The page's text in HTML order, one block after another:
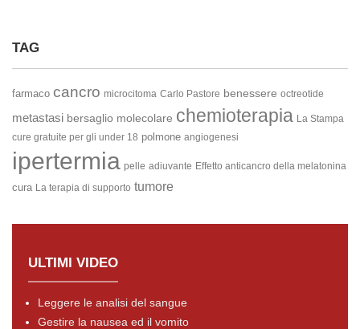
TAG
farmaco cancro microcitoma Carlo Pastore benessere octreotide
metastasi bersaglio molecolare chemioterapia La Stampa
cure gratuite per gli under 18 polmone angiogenesi
ipertermia pelle adiuvante Effetto anticancro della melatonina
cura La terapia di supporto tumore
ULTIMI VIDEO
Leggere le analisi del sangue
Gestire la nausea ed il vomito